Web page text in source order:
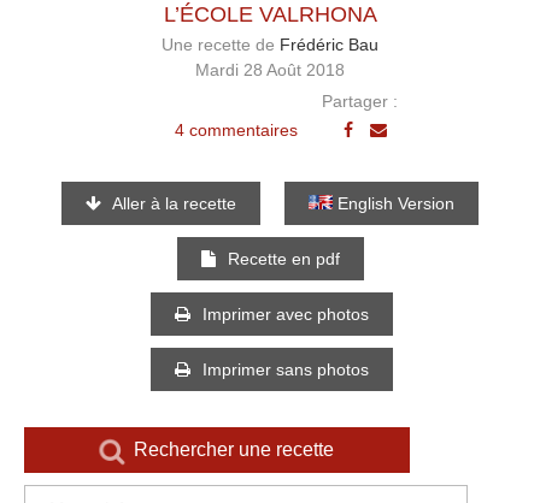
L’ÉCOLE VALRHONA
Une recette de Frédéric Bau
Mardi 28 Août 2018
4 commentaires
Partager :
Aller à la recette English Version
Recette en pdf
Imprimer avec photos
Imprimer sans photos
Rechercher une recette